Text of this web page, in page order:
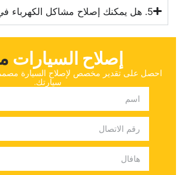
‏5. هل يمكنك إصلاح مشاكل الكهرباء في هافال؟‏
إصلاح السيارات
‏احصل على تقدير مخصص لإصلاح السيارة
سيارتك.‏